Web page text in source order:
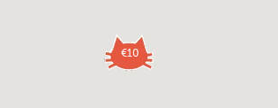
€10